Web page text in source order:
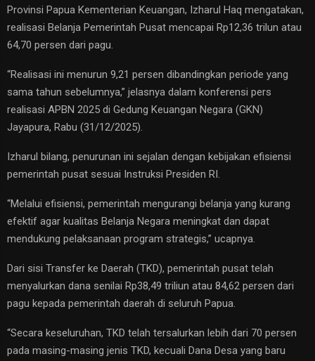
Provinsi Papua Kementerian Keuangan, Izharul Haq mengatakan,
realisasi Belanja Pemerintah Pusat mencapai Rp12,36 trilun atau
64,70 persen dari pagu.
“Realisasi ini menurun 9,21 persen dibandingkan periode yang
sama tahun sebelumnya,” jelasnya dalam konferensi pers
realisasi APBN 2025 di Gedung Keuangan Negara (GKN)
Jayapura, Rabu (31/12/2025).
Izharul bilang, penurunan ini sejalan dengan kebijakan efisiensi
pemerintah pusat sesuai Instruksi Presiden RI.
“Melalui efisiensi, pemerintah mengurangi belanja yang kurang
efektif agar kualitas Belanja Negara meningkat dan dapat
mendukung pelaksanaan program strategis,” ucapnya.
Dari sisi Transfer ke Daerah (TKD), pemerintah pusat telah
menyalurkan dana senilai Rp38,49 triliun atau 84,62 persen dari
pagu kepada pemerintah daerah di seluruh Papua.
“Secara keseluruhan, TKD telah tersalurkan lebih dari 70 persen
pada masing-masing jenis TKD, kecuali Dana Desa yang baru